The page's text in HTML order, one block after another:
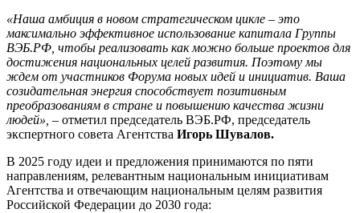
«Наша амбиция в новом стратегическом цикле – это
максимально эффективное использование капитала Группы
ВЭБ.РФ, чтобы реализовать как можно больше проектов для
достижения национальных целей развития. Поэтому мы
ждем от участников Форума новых идей и инициатив. Ваша
созидательная энергия способствует позитивным
преобразованиям в стране и повышению качества жизни
людей», – отметил председатель ВЭБ.РФ, председатель
экспертного совета Агентства Игорь Шувалов.
В 2025 году идеи и предложения принимаются по пяти
направлениям, релевантным национальным инициативам
Агентства и отвечающим национальным целям развития
Российской Федерации до 2030 года: